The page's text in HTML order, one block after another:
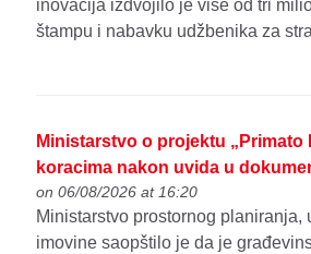
inovacija izdvojilo je više od tri
štampu i nabavku udžbenika za
Ministarstvo o projektu „Primato
koracima nakon uvida u
on 06/08/2026 at 16:20
Ministarstvo prostornog planiranja,
imovine saopštilo je da je